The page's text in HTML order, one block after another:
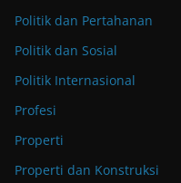
Politik dan Pertahanan
Politik dan Sosial
Politik Internasional
Profesi
Properti
Properti dan Konstruksi